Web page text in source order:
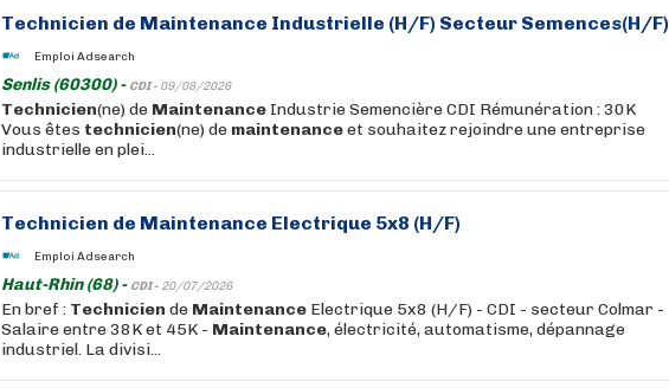
Technicien de Maintenance Industrielle (H/F) Secteur Semences(H/F)
Emploi Adsearch
Senlis (60300) - CDI - 09/08/2026
Technicien(ne) de Maintenance Industrie Semencière CDI Rémunération : 30K
Vous êtes technicien(ne) de maintenanceet souhaitez rejoindre une entreprise
industrielle en plei...
Technicien de Maintenance Electrique 5x8 (H/F)
Emploi Adsearch
Haut-Rhin (68) - CDI - 20/07/2026
En bref : Technicien de Maintenance Electrique 5x8 (H/F) - CDI - secteur Colmar -
Salaire entre 38K et 45K - Maintenance, électricité, automatisme, dépannage
industriel. La divisi...